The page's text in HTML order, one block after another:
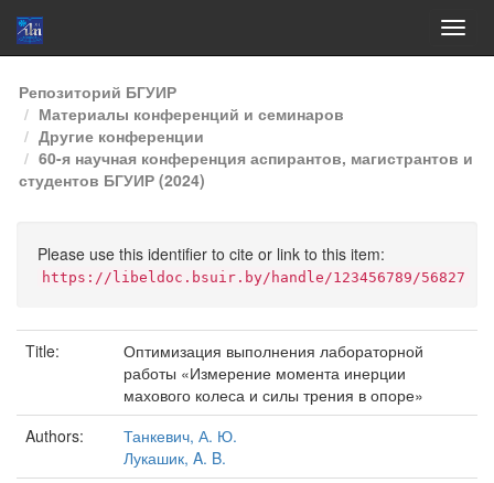
Skip
navigation
Репозиторий БГУИР
Материалы конференций и семинаров
Другие конференции
60-я научная конференция аспирантов, магистрантов и
студентов БГУИР (2024)
Please use this identifier to cite or link to this item:
https://libeldoc.bsuir.by/handle/123456789/56827
Title:
Оптимизация выполнения лабораторной
работы «Измерение момента инерции
махового колеса и силы трения в опоре»
Authors:
Танкевич, А. Ю.
Лукашик, A. B.